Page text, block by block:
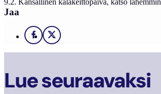
Jaa
Facebook
X
Lue seuraavaksi